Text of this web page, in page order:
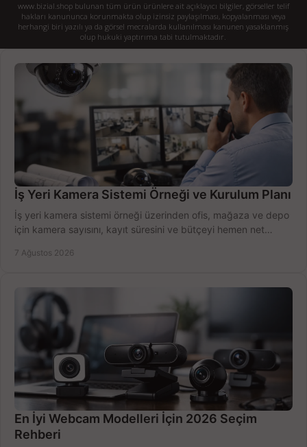
www.bizial.shop bulunan tüm ürün ürünlere ait açıklayıcı bilgiler, görseller telif
hakları kanununca korunmakta olup izinsiz paylaşılması, kopyalanması veya
herhangi biri yazılı ya da görsel mecralarda kullanılması kanunen yasaklanmış
olup hukuki yaptırıma tabi tutulmaktadır.
İş Yeri Kamera Sistemi Örneği ve Kurulum Planı
İş yeri kamera sistemi örneği üzerinden ofis, mağaza ve depo
için kamera sayısını, kayıt süresini ve bütçeyi hemen net
7 Ağustos 2026
En İyi Webcam Modelleri İçin 2026 Seçim
Rehberi